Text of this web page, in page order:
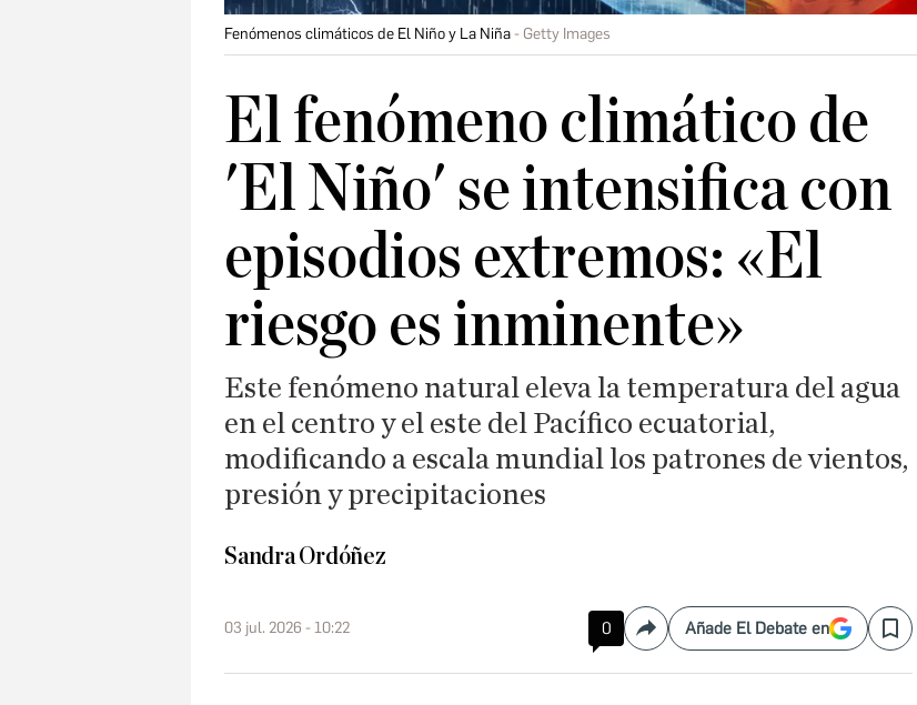
Fenómenos climáticos de El Niño y La Niña Getty Images
El fenómeno climático de
'El Niño' se intensifica con
episodios extremos: «El
riesgo es inminente»
Este fenómeno natural eleva la temperatura del agua
en el centro y el este del Pacífico ecuatorial,
modificando a escala mundial los patrones de vientos,
presión y precipitaciones
Sandra Ordóñez
03 jul. 2026 - 10:22 0 CompartirAñade El Debate en Save